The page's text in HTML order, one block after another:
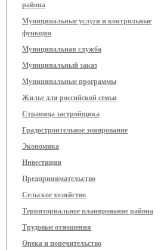
района
Муниципальные услуги и контрольные
функции
Муниципальная служба
Муниципальный заказ
Муниципальные программы
Жилье для российской семьи
Страница застройщика
Градостроительное зонирование
Экономика
Инвестиции
Предпринимательство
Сельское хозяйство
Территориальное планирование района
Трудовые отношения
Опека и попечительство